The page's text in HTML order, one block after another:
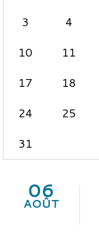
3
4
10
11
17
18
24
25
31
06
AOÛT